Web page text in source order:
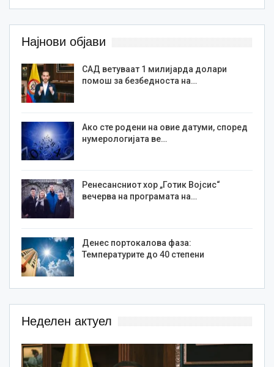
Најнови објави
САД ветуваат 1 милијарда долари
помош за безбедноста на…
Ако сте родени на овие датуми, според
нумерологијата ве…
Ренесансниот хор „Готик Војсис“
вечерва на програмата на…
Денес портокалова фаза:
Температурите до 40 степени
Неделен актуел